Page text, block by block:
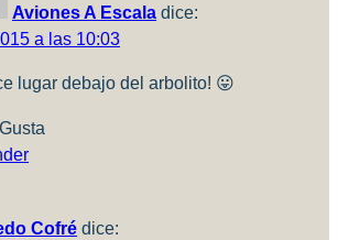
Aviones A Escala dice:
a las 10:03
lugar debajo del arbolito! 😛
Cofré dice: